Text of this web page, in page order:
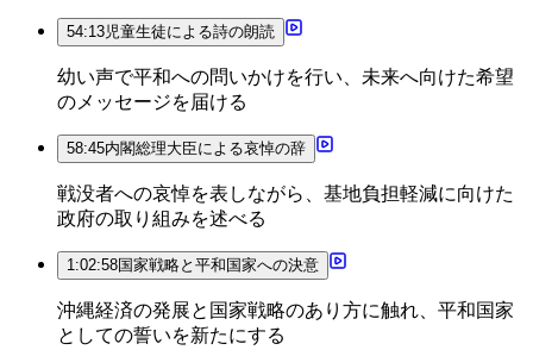
54:13児童生徒による詩の朗読
幼い声で平和への問いかけを行い、未来へ向けた希望
のメッセージを届ける
58:45内閣総理大臣による哀悼の辞
戦没者への哀悼を表しながら、基地負担軽減に向けた
政府の取り組みを述べる
1:02:58国家戦略と平和国家への決意
沖縄経済の発展と国家戦略のあり方に触れ、平和国家
としての誓いを新たにする